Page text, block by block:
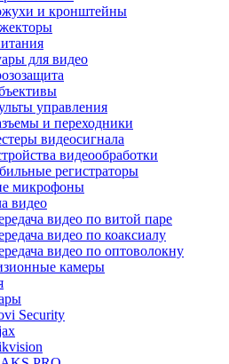
и кронштейны
для видео
управления
и переходники
видеосигнала
видеообработки
регистраторы
микрофоны
видео
видео по витой паре
видео по коаксиалу
видео по оптоволокну
камеры
Security